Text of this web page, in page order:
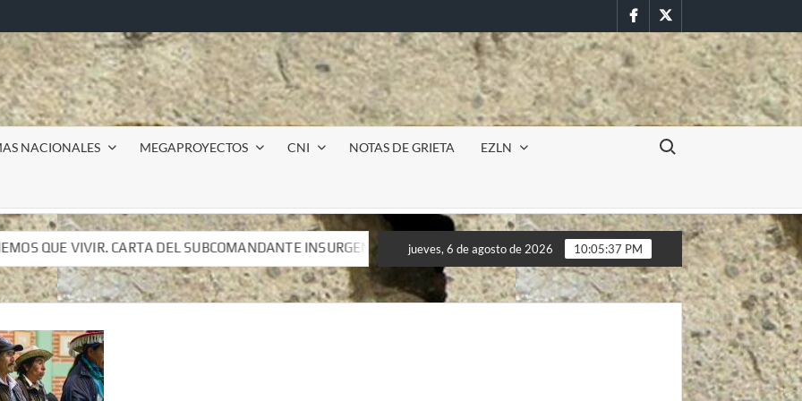
FacebookTwitter
NACIONALES MEGAPROYECTOS CNI NOTAS DE GRIETA EZLN
Buscar:
INSURGENTE MOISÉS A LUIS DE TAVIRA
Incursión militar en la UAEM (Morelos) durante paro
INSURGENTE MOISÉS A LUIS DE TAVIRA
Incursión militar en la UAEM (Morelos) durante paro
jueves, 6 de agosto de 2026 10:05:39 PM